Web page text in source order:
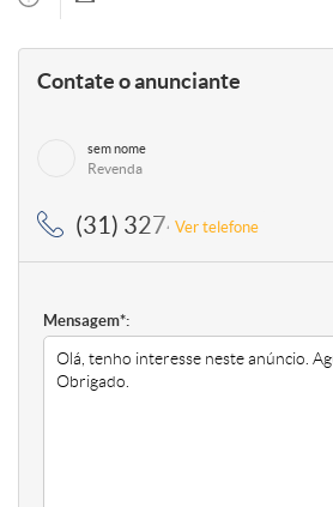
Contate o anunciante
sem nome
Revenda
(31) 3274-8122, (31)
Ver telefone
Mensagem*: